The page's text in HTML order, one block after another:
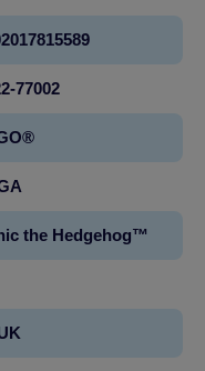
77002
the Hedgehog™